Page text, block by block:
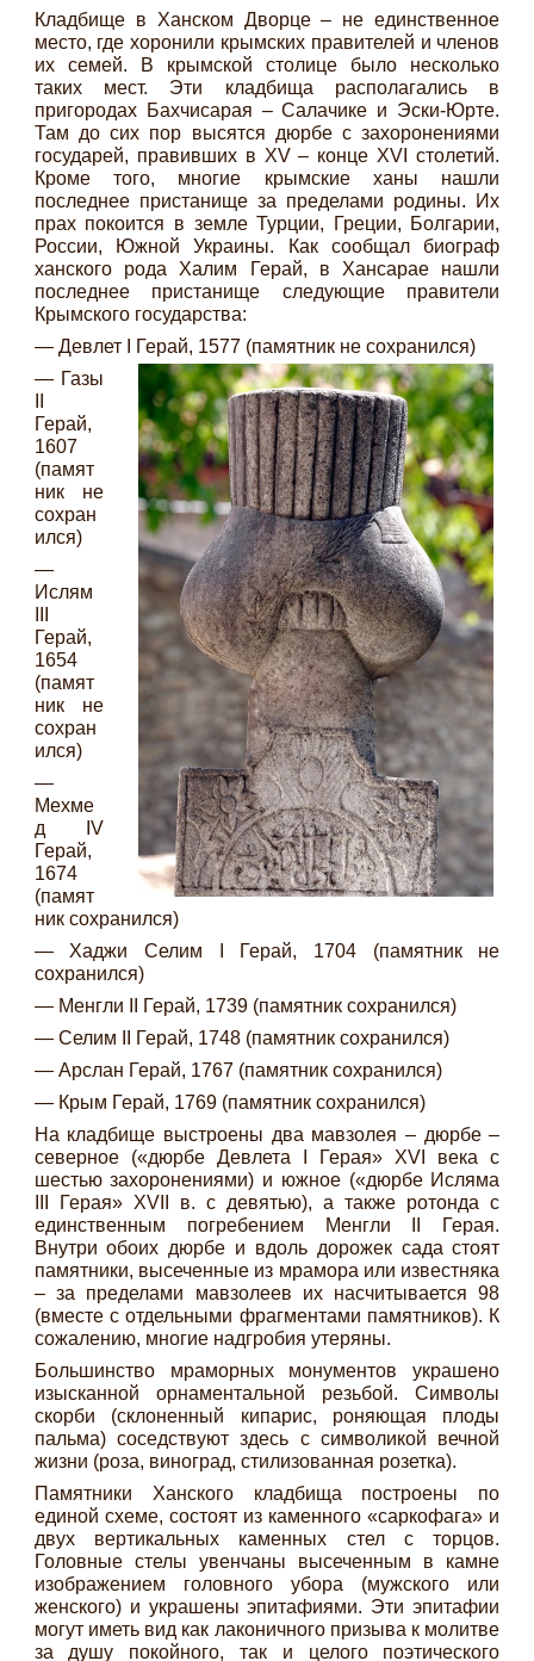
Кладбище в Ханском Дворце – не единственное
место, где хоронили крымских правителей и членов
их семей. В крымской столице было несколько
таких мест. Эти кладбища располагались в
пригородах Бахчисарая – Салачике и Эски-Юрте.
Там до сих пор высятся дюрбе с захоронениями
государей, правивших в XV – конце XVI столетий.
Кроме того, многие крымские ханы нашли
последнее пристанище за пределами родины. Их
прах покоится в земле Турции, Греции, Болгарии,
России, Южной Украины. Как сообщал биограф
ханского рода Халим Герай, в Хансарае нашли
последнее пристанище следующие правители
Крымского государства:
— Девлет I Герай, 1577 (памятник не сохранился)
— Газы
Герай,
1607
(памят
ник не
сохран
ился)
—
Ислям
Герай,
1654
(памят
ник не
сохран
ился)
—
Мехме
д IV
Герай,
1674
(памят
ник сохранился)
— Хаджи Селим I Герай, 1704 (памятник не
сохранился)
— Менгли II Герай, 1739 (памятник сохранился)
— Селим II Герай, 1748 (памятник сохранился)
— Арслан Герай, 1767 (памятник сохранился)
— Крым Герай, 1769 (памятник сохранился)
На кладбище выстроены два мавзолея – дюрбе –
северное («дюрбе Девлета I Герая» XVI века с
шестью захоронениями) и южное («дюрбе Исляма
III Герая» XVII в. с девятью), а также ротонда с
единственным погребением Менгли II Герая.
Внутри обоих дюрбе и вдоль дорожек сада стоят
памятники, высеченные из мрамора или известняка
– за пределами мавзолеев их насчитывается 98
(вместе с отдельными фрагментами памятников). К
сожалению, многие надгробия утеряны.
Большинство мраморных монументов украшено
изысканной орнаментальной резьбой. Символы
скорби (склоненный кипарис, роняющая плоды
пальма) соседствуют здесь с символикой вечной
жизни (роза, виноград, стилизованная розетка).
Памятники Ханского кладбища построены по
единой схеме, состоят из каменного «саркофага» и
двух вертикальных каменных стел с торцов.
Головные стелы увенчаны высеченным в камне
изображением головного убора (мужского или
женского) и украшены эпитафиями. Эти эпитафии
могут иметь вид как лаконичного призыва к молитве
за душу покойного, так и целого поэтического